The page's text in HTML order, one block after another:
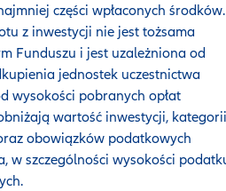
części wpłaconych środków.
z inwestycji nie jest tożsama
Funduszu i jest uzależniona od
jednostek uczestnictwa
wysokości pobranych opłat
wartość inwestycji, kategorii
obowiązków podatkowych
w szczególności wysokości